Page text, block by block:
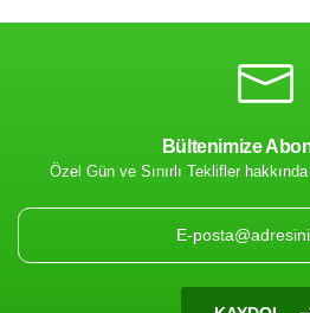
Filtrenize
Bültenimize
Özel Gün ve Sınırlı Teklifler